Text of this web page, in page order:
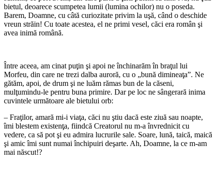
bietul, deoarece scumpetea lumii (lumina ochilor) nu o poseda.
Barem, Doamne, cu câtă curiozitate privim la uşă, când o deschide
vreun străin! Cu toate acestea, el ne primi vesel, căci era român şi
avea inimă română.
Între aceea, am cinat puţin şi apoi ne închinarăm în braţul lui
Morfeu, din care ne trezi dalba auroră, cu o „bună dimineaţa”. Ne
gătăm, apoi, de drum şi ne luăm rămas bun de la căseni,
mulţumindu-le pentru buna primire. Dar pe loc ne sângerară inima
cuvintele următoare ale bietului orb:
– Fraţilor, amară mi-i viaţa, căci nu ştiu dacă este ziuă sau noapte,
îmi blestem existenţa, fiindcă Creatorul nu m-a învrednicit cu
vedere, ca să pot şi eu admira lucrurile sale. Soare, lună, taică, maică
şi amic îmi sunt numai închipuiri deşarte. Ah, Doamne, la ce m-am
mai născut!?